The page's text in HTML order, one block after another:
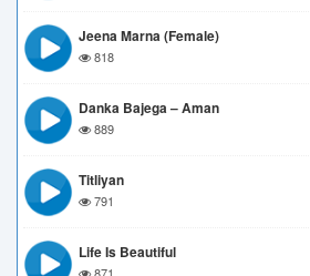
Jeena Marna (Female)
818
Danka Bajega – Aman
889
Titliyan
791
Life Is Beautiful